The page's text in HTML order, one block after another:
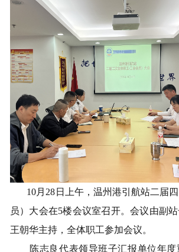
10月 28 日 上午， 温州港引航站二届
员）大会在5楼会议室召开。会议由副
王朝华主持， 全体职工参加会议。
陈志良代表领导班子汇报单位年度